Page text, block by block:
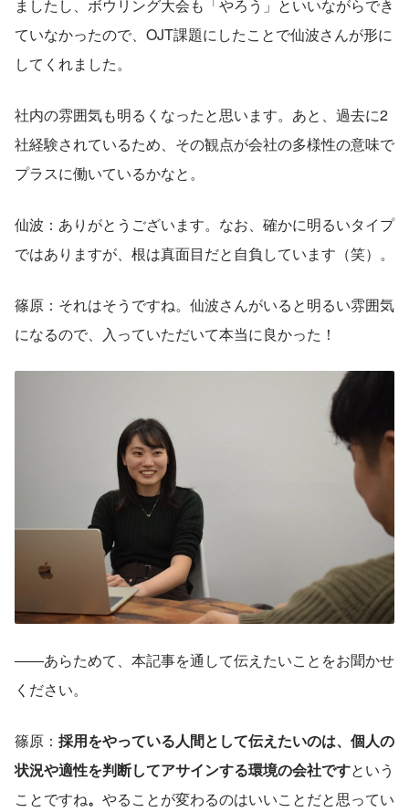
ましたし、ボウリング大会も「やろう」といいながらでき
ていなかったので、OJT課題にしたことで仙波さんが形に
してくれました。
社内の雰囲気も明るくなったと思います。あと、過去に2
社経験されているため、その観点が会社の多様性の意味で
プラスに働いているかなと。
仙波：ありがとうございます。なお、確かに明るいタイプ
ではありますが、根は真面目だと自負しています（笑）。
篠原：それはそうですね。仙波さんがいると明るい雰囲気
になるので、入っていただいて本当に良かった！
――あらためて、本記事を通して伝えたいことをお聞かせ
ください。
篠原： 採用をやっている人間として伝えたいのは、個人の
状況や適性を判断してアサインする環境の会社ですという
ことですね。 やることが変わるのはいいことだと思ってい